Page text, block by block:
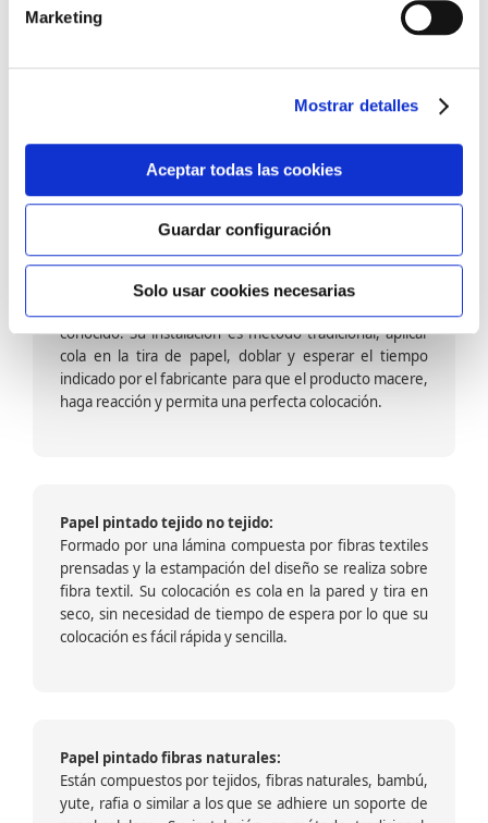
Marketing
Mostrar detalles
Aceptar todas las cookies
Guardar configuración
Solo usar cookies necesarias
barniz multiadherente en base agua. En zonas de
fuegos, se recomienda proteger con placas, silestone,
dado que el frotar en exceso dañaría el papel. Su
colocación es cola en la pared y tira en seco, sin
colocación es fácil rápida y sencilla.
Papel pintado calidad papel:
Formado por una capa de papel sobre un soporte de
conocido. Su instalación es método tradicional, aplicar
cola en la tira de papel, doblar y esperar el tiempo
indicado por el fabricante para que el producto macere,
haga reacción y permita una perfecta colocación.
Papel pintado tejido no tejido:
Formado por una lámina compuesta por fibras textiles
prensadas y la estampación del diseño se realiza sobre
fibra textil. Su colocación es cola en la pared y tira en
seco, sin necesidad de tiempo de espera por lo que su
colocación es fácil rápida y sencilla.
Papel pintado fibras naturales:
Están compuestos por tejidos, fibras naturales, bambú,
yute, rafia o similar a los que se adhiere un soporte de